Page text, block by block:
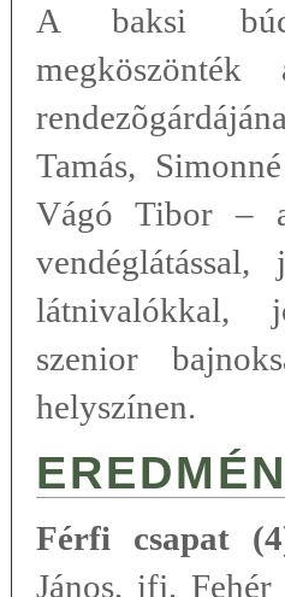
A baksi
Tamás,
Vágó Tibor –
látnivalókkal,
szenior
helyszínen.
Férfi csapat
János, ifj. Fehér